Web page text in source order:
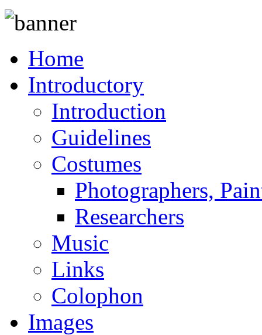
Home
Introductory
Introduction
Guidelines
Costumes
Photographers,
Researchers
Music
Links
Colophon
Images